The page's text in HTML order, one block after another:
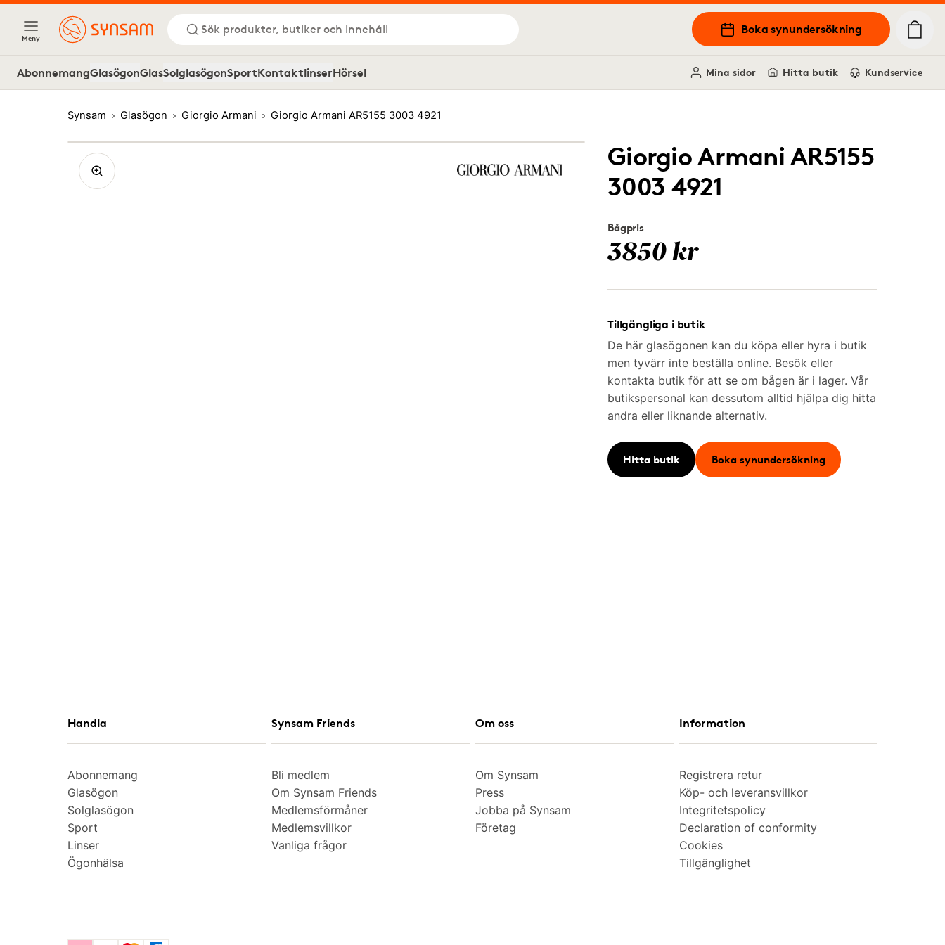
Meny
Sök produkter, butiker och innehåll Boka synundersökning
AbonnemangGlasögonGlasSolglasögonSportKontaktlinserHörsel Mina sidor Hitta butik Kundservice
Synsam Glasögon Giorgio Armani Giorgio Armani AR5155 3003 4921
Giorgio Armani AR5155
3003 4921
Bågpris
3850 kr
Tillgängliga i butik
De här glasögonen kan du köpa eller hyra i butik
men tyvärr inte beställa online. Besök eller
kontakta butik för att se om bågen är i lager. Vår
butikspersonal kan dessutom alltid hjälpa dig hitta
andra eller liknande alternativ.
Hitta butik Boka synundersökning
Handla
Abonnemang
Glasögon
Solglasögon
Sport
Linser
Ögonhälsa
Synsam Friends
Bli medlem
Om Synsam Friends
Medlemsförmåner
Medlemsvillkor
Vanliga frågor
Om oss
Om Synsam
Press
Jobba på Synsam
Företag
Information
Registrera retur
Köp- och leveransvillkor
Integritetspolicy
Declaration of conformity
Cookies
Tillgänglighet